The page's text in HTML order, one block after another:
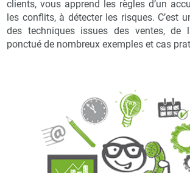
clients, vous apprend les règles d’un
les conflits, à détecter les risques. C’est
des techniques issues des ventes, de
ponctué de nombreux exemples et cas